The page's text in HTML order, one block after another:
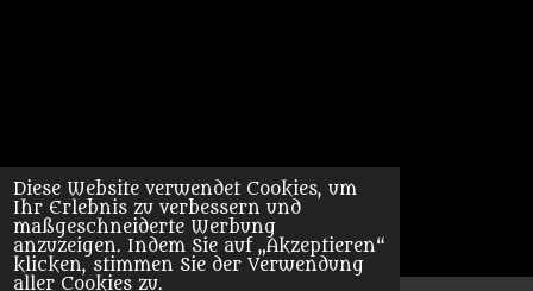
Diese Website verwendet Cookies, um
Ihr Erlebnis zu verbessern und
maßgeschneiderte Werbung
anzuzeigen. Indem Sie auf „Akzeptieren“
klicken, stimmen Sie der Verwendung
aller Cookies zu.